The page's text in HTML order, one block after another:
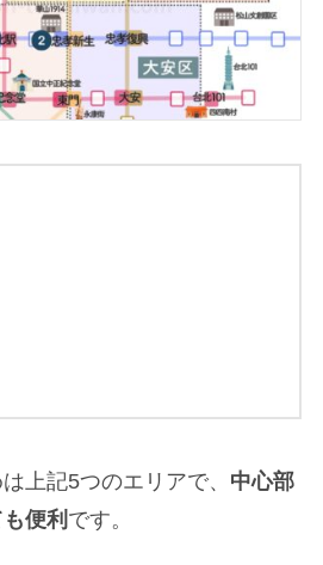
上記5つのエリアで、 中心部
便利 です。